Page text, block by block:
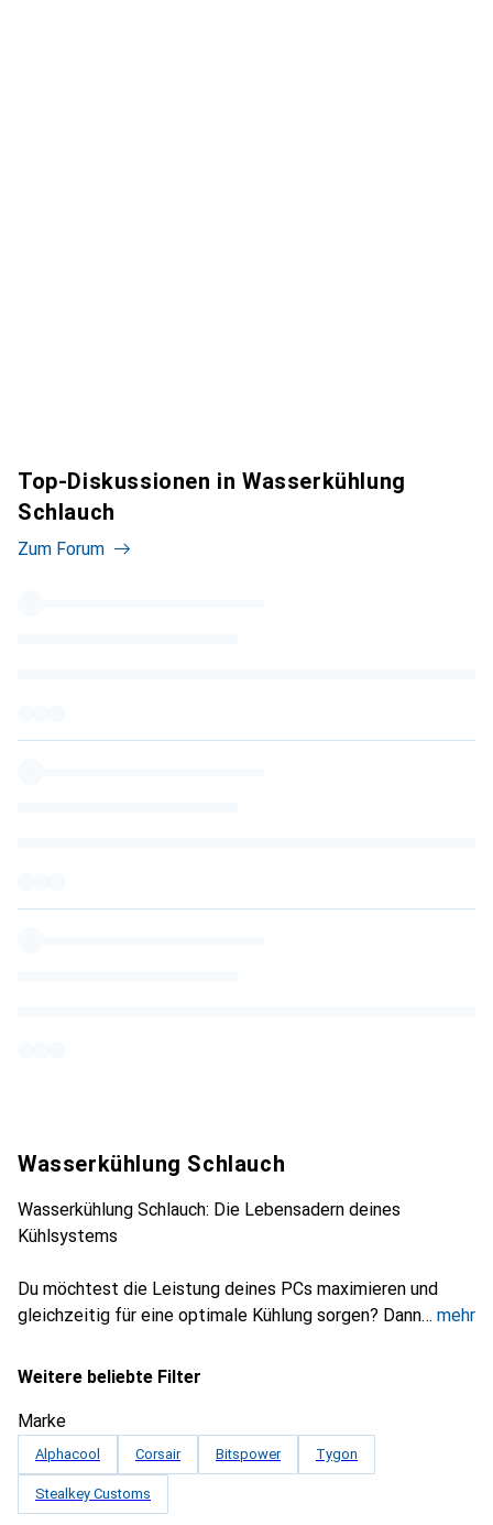
Top-Diskussionen in Wasserkühlung
Schlauch
Zum Forum
Wasserkühlung Schlauch
Wasserkühlung Schlauch: Die Lebensadern deines
Kühlsystems
Du möchtest die Leistung deines PCs maximieren und
gleichzeitig für eine optimale Kühlung sorgen? Dann
mehr
Weitere beliebte Filter
Marke
Alphacool Corsair Bitspower Tygon
Stealkey Customs